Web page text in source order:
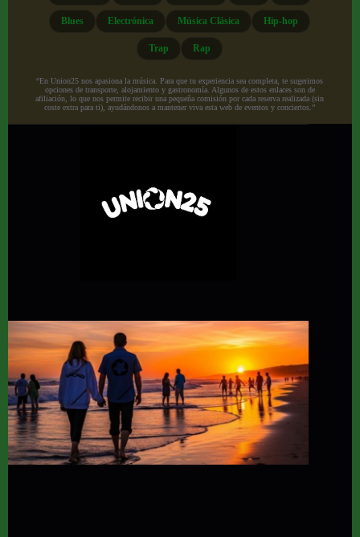
Blues Electrónica Música Clásica Hip-hop
Trap Rap
“En Union25 nos apasiona la música. Para que tu experiencia sea completa, te sugerimos
opciones de transporte, alojamiento y gastronomía. Algunos de estos enlaces son de
afiliación, lo que nos permite recibir una pequeña comisión por cada reserva realizada (sin
coste extra para ti), ayudándonos a mantener viva esta web de eventos y conciertos.”